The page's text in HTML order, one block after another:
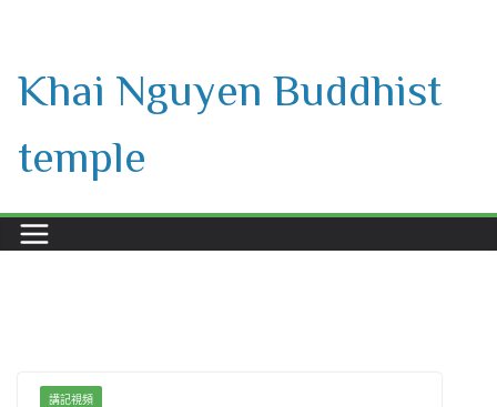
content
Khai Nguyen Buddhist
temple
講記視頻